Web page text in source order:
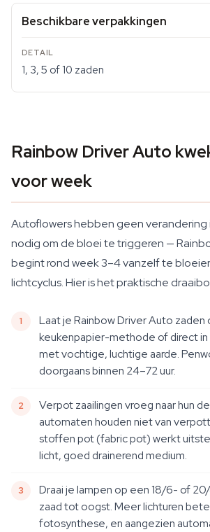
Beschikbare verpakkingen
1, 3, 5 of 10 zaden
Rainbow Driver Auto
voor week
Autoflowers hebben geen verandering
nodig om de bloei te triggeren —
begint rond week 3–4 vanzelf te
lichtcyclus. Hier is het praktische
Laat je Rainbow Driver Auto
keukenpapier-methode of direct
met vochtige, luchtige aarde.
doorgaans binnen 24–72 uur.
Verpot zaailingen vroeg naar hun
automaten houden niet van
stoffen pot (fabric pot) werkt
licht, goed drainerend medium.
Draai je lampen op een 18/6- of
zaad tot oogst. Meer lichturen
fotosynthese, en aangezien